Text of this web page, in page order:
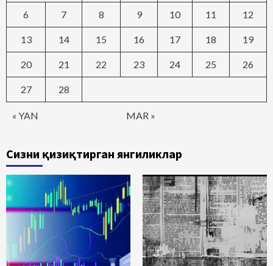
« YAN MAR »
6 7 8 9 10 11 12
13 14 15 16 17 18 19
20 21 22 23 24 25 26
27 28
Сизни қизиқтирган янгиликлар